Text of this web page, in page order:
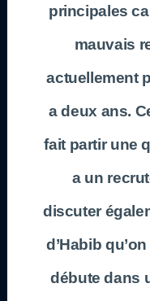
principales
mauvais
actuellement
a deux ans.
fait partir une
a un
discuter
d’Habib
débute dans